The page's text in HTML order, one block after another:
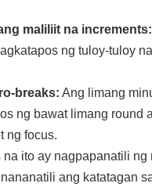
maliliit na increments:
ng tuloy‑tuloy
Ang limang
ng bawat limang round
ng focus.
ito ay nagpapanatili ng
ang katatagan